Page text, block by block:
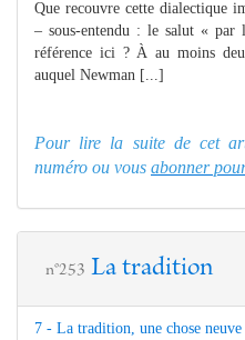
Que recouvre cette dialectique
– sous-entendu : le salut «
référence ici ? À au moins
auquel Newman [...]
Pour lire la suite de cet
numéro ou vous abonner
n°253 La tradition
7 - La tradition, une chose neuve